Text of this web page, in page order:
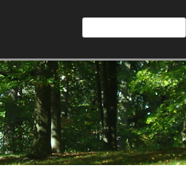
検